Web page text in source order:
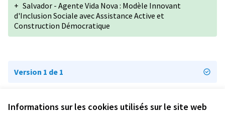
Informations sur les cookies utilisés sur le site web
+ Salvador - Agente Vida Nova : Modèle Innovant
d'Inclusion Sociale avec Assistance Active et
Construction Démocratique
Version 1 de 1
Conditions d'utilisation